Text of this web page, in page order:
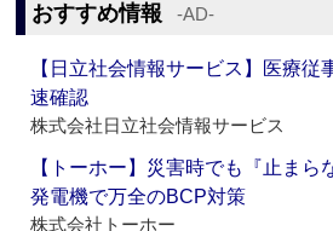
おすすめ情報 ‐AD‐
【日立社会情報サービス】医療従
速確認
株式会社日立社会情報サービス
【トーホー】災害時でも『止ま
発電機で万全のBCP対策
株式会社トーホー